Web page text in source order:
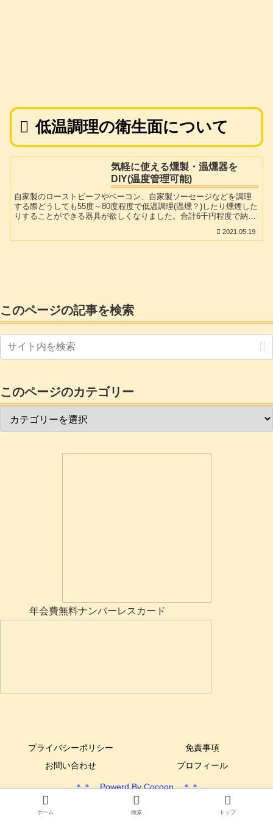
低温調理の衛生面について
気軽に使える燻製・温燻器を
DIY(温度管理可能)
自家製のローストビーフやベーコン、自家製ソーセージなどを調理
する際どうしても55度～80度程度で低温調理(温燻？)したり燻煙した
りすることができる器具が欲しくなりました。合計6千円程度で納得
2021.05.19
このページの記事を検索
このページのカテゴリー
年会費無料ナンバーレスカード
プライバシーポリシー
免責事項
お問い合わせ
プロフィール
＊＊ Powerd By Cocoon ＊＊
Copyright © 2017-2025 できるYone DIY All Rights Reserved.
ホーム 検索 トップ